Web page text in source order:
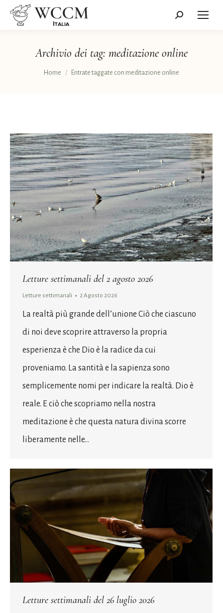
Cerca:
Archivio dei tag: meditazione online
Tu sei qui:
Home Entrate taggate con meditazione online
Letture settimanali del 2 agosto 2026
Letture settimanali 2 Agosto 2026
La realtà più grande dell’unione Ciò che ciascuno
di noi deve scoprire attraverso la propria
esperienza è che Dio è la radice da cui
proveniamo. La santità e la sapienza sono
semplicemente nomi per indicare la realtà. Dio è
reale. E ciò che scopriamo nella nostra
meditazione è che questa natura divina scorre
liberamente nelle…
Letture settimanali del 26 luglio 2026